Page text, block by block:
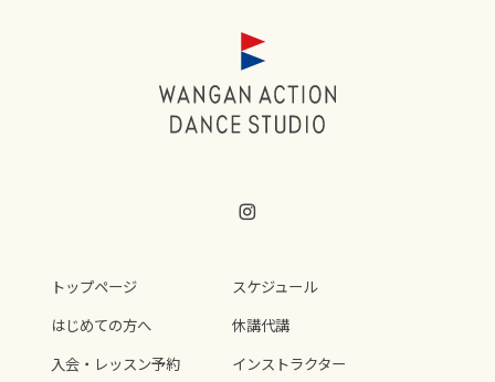
トップページ
はじめての方へ
入会・レッスン予約
スケジュール
休講代講
インストラクター